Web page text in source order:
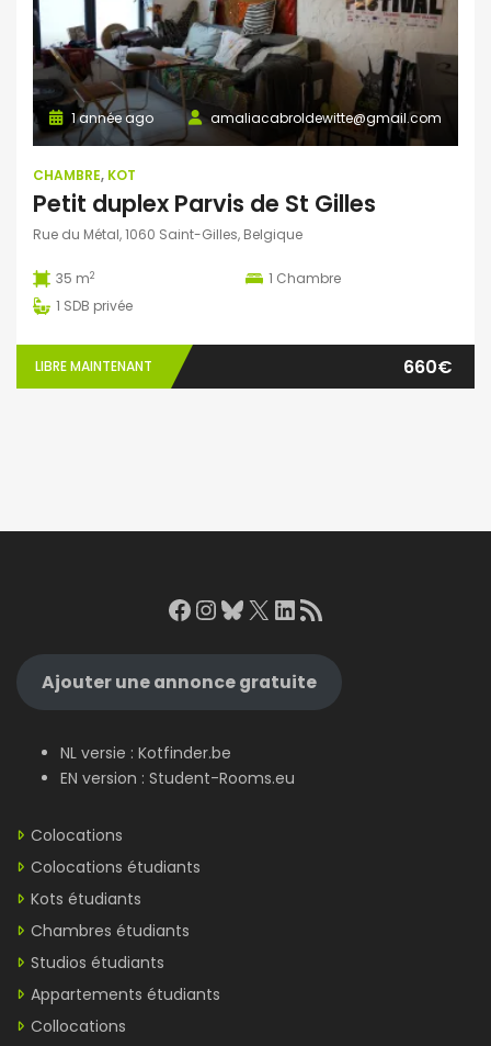
amaliacabroldewitte@gmail.com
1 année ago
CHAMBRE, KOT
Petit duplex Parvis de St Gilles
Rue du Métal, 1060 Saint-Gilles, Belgique
35 m2 1 Chambre
1 SDB privée
LIBRE MAINTENANT 660€
Facebook
Instagram
Bluesky
X LinkedIn
RSS Feed
Ajouter une annonce gratuite
NL versie : Kotfinder.be
EN version : Student-Rooms.eu
Colocations
Colocations étudiants
Kots étudiants
Chambres étudiants
Studios étudiants
Appartements étudiants
Collocations